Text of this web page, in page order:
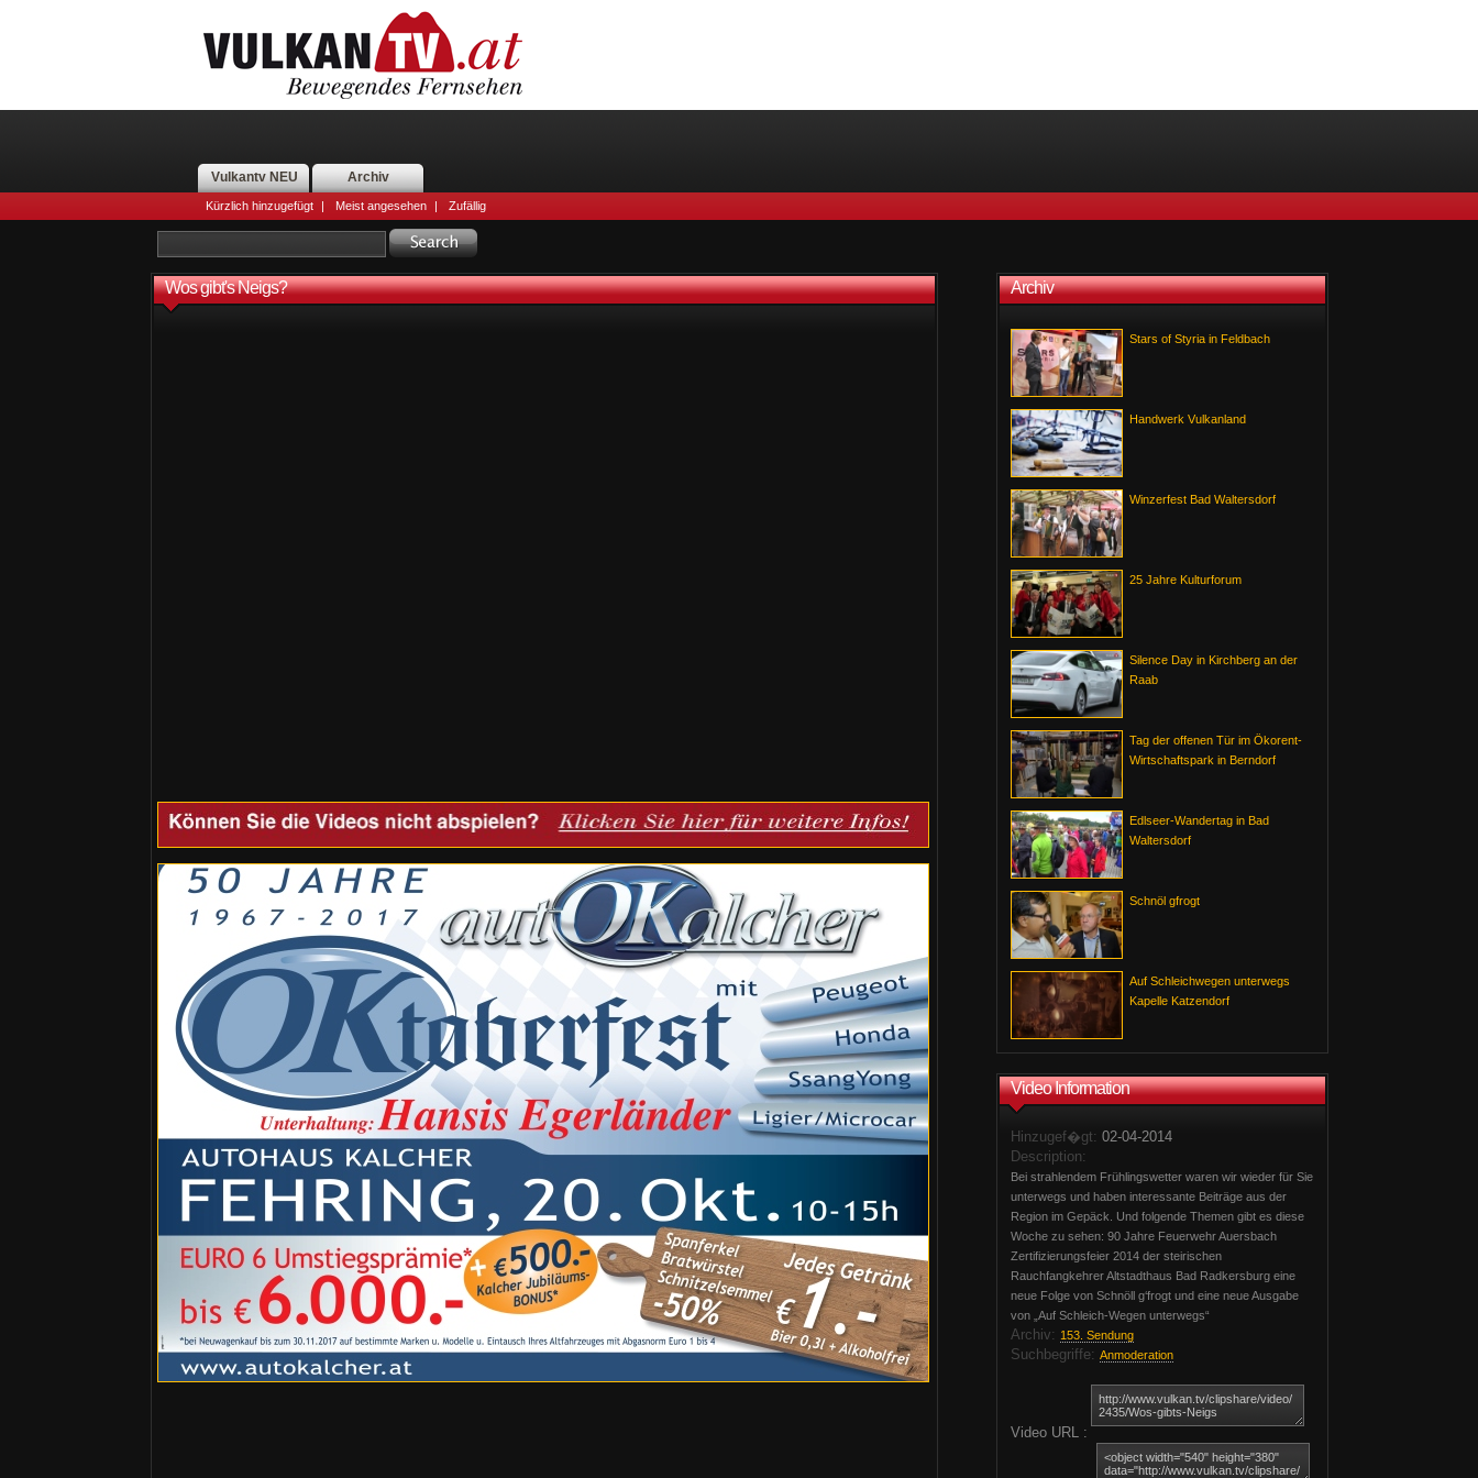
Vulkantv NEU Archiv
Kürzlich hinzugefügt | Meist angesehen | Zufällig
Wos gibt's Neigs? Archiv
Stars of Styria in Feldbach
Handwerk Vulkanland
Winzerfest Bad Waltersdorf
25 Jahre Kulturforum
Silence Day in Kirchberg an der
Raab
Tag der offenen Tür im Ökorent-
Wirtschaftspark in Berndorf
Edlseer-Wandertag in Bad
Waltersdorf
Schnöl gfrogt
Auf Schleichwegen unterwegs
Kapelle Katzendorf
Video Information
Hinzugef�gt: 02-04-2014
Description:
Bei strahlendem Frühlingswetter waren wir wieder für Sie
unterwegs und haben interessante Beiträge aus der
Region im Gepäck. Und folgende Themen gibt es diese
Woche zu sehen: 90 Jahre Feuerwehr Auersbach
Zertifizierungsfeier 2014 der steirischen
Rauchfangkehrer Altstadthaus Bad Radkersburg eine
neue Folge von Schnöll g‘frogt und eine neue Ausgabe
von „Auf Schleich-Wegen unterwegs“
Archiv: 153. Sendung
Suchbegriffe: Anmoderation
Video URL :